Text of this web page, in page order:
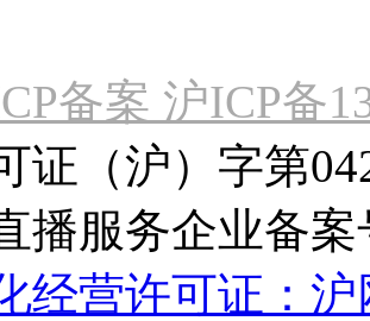
备案 沪ICP备
证（沪）字第
播服务企业备案
经营许可证：